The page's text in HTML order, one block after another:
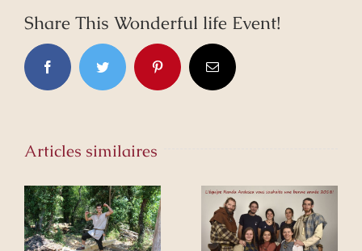
Share This Wonderful life Event!
Facebook Twitter Pinterest Email
Articles similaires